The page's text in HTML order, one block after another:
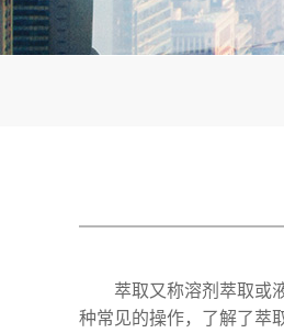
萃取又称溶剂萃取或
种常见的操作，了解了萃